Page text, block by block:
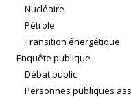
Nucléaire
Pétrole
Transition énergétique
Enquête publique
Débat public
Personnes publiques